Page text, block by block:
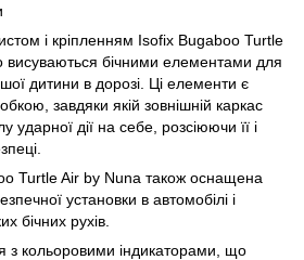
і кріпленням Isofix Bugaboo Turtle
бічними елементами для
дитини в дорозі. Ці елементи є
завдяки якій зовнішній каркас
ударної дії на себе, розсіюючи її і
Turtle Air by Nuna також оснащена
установки в автомобілі і
бічних рухів.
з кольоровими індикаторами, що